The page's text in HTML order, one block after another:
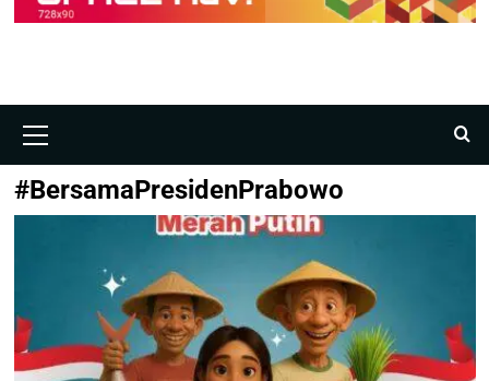
#BersamaPresidenPrabowo